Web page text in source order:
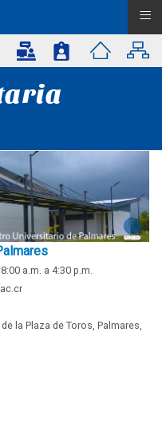
a.m. a 4:30 p.m.
la Plaza de Toros, Palmares,
≡